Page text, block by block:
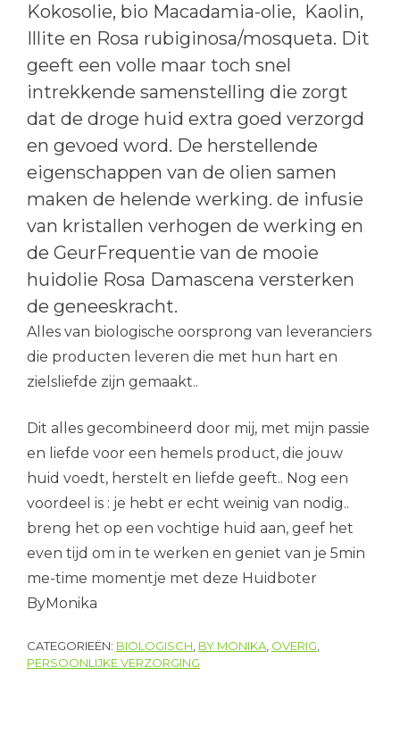
Kokosolie, bio Macadamia-olie, Kaolin,
Illite en Rosa rubiginosa/mosqueta. Dit
geeft een volle maar toch snel
intrekkende samenstelling die zorgt
dat de droge huid extra goed verzorgd
en gevoed word. De herstellende
eigenschappen van de olien samen
maken de helende werking. de infusie
van kristallen verhogen de werking en
de GeurFrequentie van de mooie
huidolie Rosa Damascena versterken
de geneeskracht.
Alles van biologische oorsprong van leveranciers
die producten leveren die met hun hart en
zielsliefde zijn gemaakt..
Dit alles gecombineerd door mij, met mijn passie
en liefde voor een hemels product, die jouw
huid voedt, herstelt en liefde geeft.. Nog een
voordeel is : je hebt er echt weinig van nodig..
breng het op een vochtige huid aan, geef het
even tijd om in te werken en geniet van je 5min
me-time momentje met deze Huidboter
ByMonika
CATEGORIEËN: BIOLOGISCH BY MONIKA OVERIG
PERSOONLIJKE VERZORGING